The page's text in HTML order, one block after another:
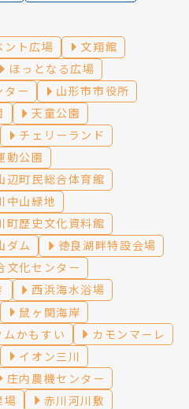
ント広場
文翔館
ほっとなる広場
ター
山形市市役所
天童公園
チェリーランド
動公園
辺町民総合体育館
中山緑地
町歴史文化資料館
ダム
徳良湖畔特設会場
文化センター
西浜海水浴場
鼠ヶ関海岸
かもすい
カモンマーレ
イオン三川
庄内農機センター
場
赤川河川敷